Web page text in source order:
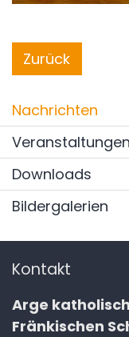
Zurück
Nachrichten
Veranstaltungen
Downloads
Bildergalerien
Kontakt
Arge
Fränkischen